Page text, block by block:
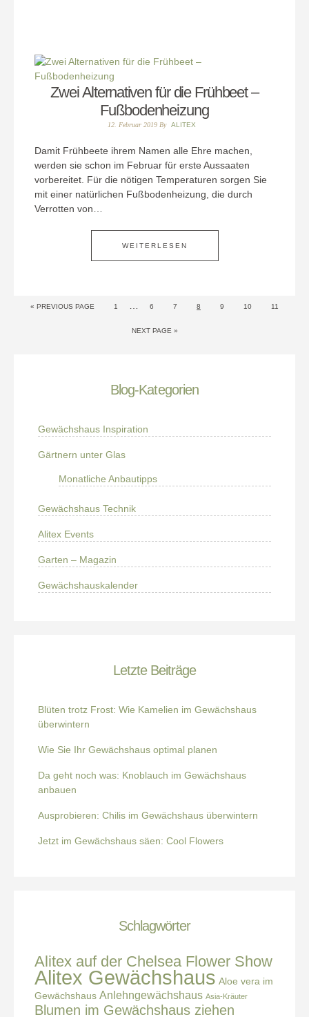
Zwei Alternativen für die Frühbeet –
Fußbodenheizung
12. Februar 2019 By ALITEX
Damit Frühbeete ihrem Namen alle Ehre machen,
werden sie schon im Februar für erste Aussaaten
vorbereitet. Für die nötigen Temperaturen sorgen Sie
mit einer natürlichen Fußbodenheizung, die durch
Verrotten von…
WEITERLESEN
« PREVIOUS PAGE 1 6 7 8 9 10 11
NEXT PAGE »
Blog-Kategorien
Gewächshaus Inspiration
Gärtnern unter Glas
Monatliche Anbautipps
Gewächshaus Technik
Alitex Events
Garten – Magazin
Gewächshauskalender
Letzte Beiträge
Blüten trotz Frost: Wie Kamelien im Gewächshaus
überwintern
Wie Sie Ihr Gewächshaus optimal planen
Da geht noch was: Knoblauch im Gewächshaus
anbauen
Ausprobieren: Chilis im Gewächshaus überwintern
Jetzt im Gewächshaus säen: Cool Flowers
Schlagwörter
Alitex auf der Chelsea Flower Show
Alitex Gewächshaus Aloe vera im
Gewächshaus Anlehngewächshaus Asia-Kräuter
Blumen im Gewächshaus ziehen